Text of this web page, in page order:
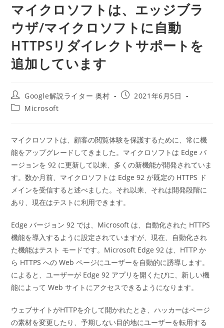
マイクロソフトは、エッジブラ
ウザ/マイクロソフトに自動
HTTPSリダイレクトサポートを
追加しています
投
稿
者:
Google解説ライター 奥村
投
2021年6月5日
投
テ
ゴ
リ
ー:
Microsoft
マイクロソフトは、顧客の閲覧体験を保護するために、常に機
能をアップグレードしてきました。マイクロソフトは Edge バ
ージョンを 92 に更新して以来、多くの新機能が開発されていま
す。数か月前、マイクロソフトは Edge 92 が既定の HTTPS ド
メインを受信すると述べました。それ以来、それは開発段階に
あり、現在はテストに利用できます。
Edge バージョン 92 では、Microsoft は、自動化された HTTPS
機能を導入するように設定されていますが、現在、自動化され
た機能はテスト モードです。Microsoft Edge 92 は、HTTP か
ら HTTPS への Web ページにユーザーを自動的に誘導します。
によると、ユーザーが Edge 92 アプリを開くたびに、新しい機
能によって Web サイトにアクセスできるようになります。
ウェブサイトがHTTPを介して開かれたとき、ハッカーはページ
の素材を変更したり、予期しない目的地にユーザーを転用する